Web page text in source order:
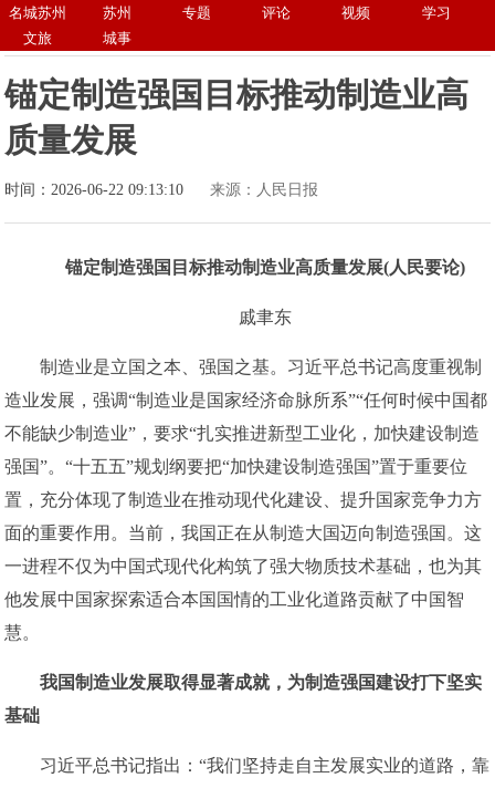
名城苏州 苏州 专题 评论 视频
学习
文旅
城事
锚定制造强国目标推动制造业高
质量发展
时间：2026-06-22 09:13:10 来源：人民日报
锚定制造强国目标推动制造业高质量发展(人民要论)
戚聿东
制造业是立国之本、强国之基。习近平总书记高度重视制
造业发展，强调“制造业是国家经济命脉所系”“任何时候中国都
不能缺少制造业”，要求“扎实推进新型工业化，加快建设制造
强国”。“十五五”规划纲要把“加快建设制造强国”置于重要位
置，充分体现了制造业在推动现代化建设、提升国家竞争力方
面的重要作用。当前，我国正在从制造大国迈向制造强国。这
一进程不仅为中国式现代化构筑了强大物质技术基础，也为其
他发展中国家探索适合本国国情的工业化道路贡献了中国智
慧。
我国制造业发展取得显著成就，为制造强国建设打下坚实
基础
习近平总书记指出：“我们坚持走自主发展实业的道路，靠